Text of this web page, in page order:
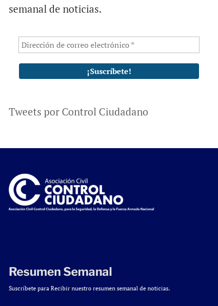
semanal de noticias.
Tweets por Control Ciudadano
Resumen Semanal
Suscríbete para Recibir nuestro resumen semanal de noticias.